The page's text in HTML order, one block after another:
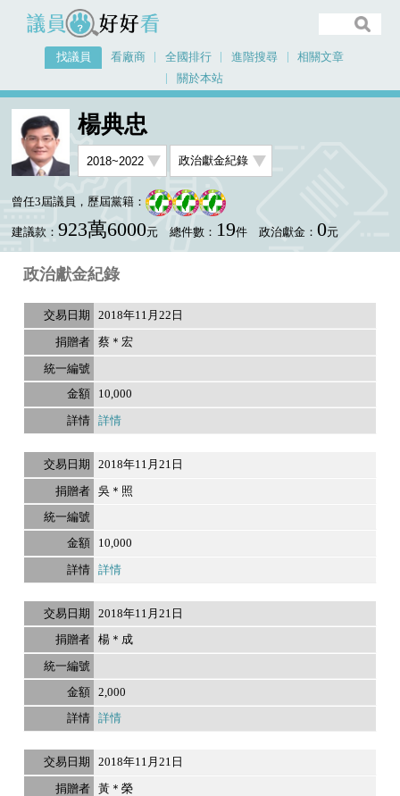
議員好好看
找議員 看廠商 全國排行 進階搜尋
相關文章
關於本站
首頁 找議員
楊典忠
曾任3屆議員，歷屆黨籍：
建議款： 923萬6000元 總件數： 19件 政治獻金： 0元
政治獻金紀錄
2018年11月22日
蔡＊宏
10,000
詳情
2018年11月21日
吳＊照
10,000
詳情
2018年11月21日
楊＊成
2,000
詳情
2018年11月21日
黃＊榮